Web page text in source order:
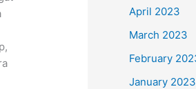
April 2023
March 2023
February
January 2023